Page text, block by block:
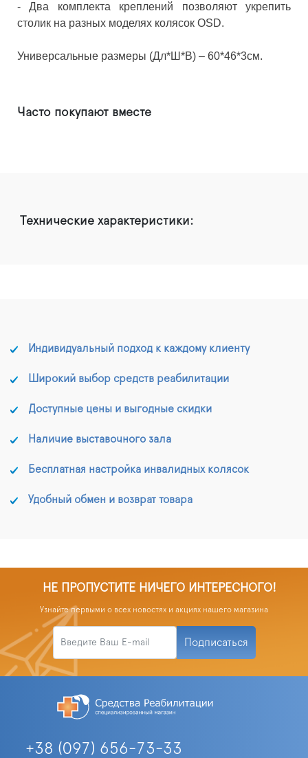
- Два комплекта креплений позволяют укрепить
столик на разных моделях колясок OSD.
Универсальные размеры (Дл*Ш*В) – 60*46*3см.
Часто покупают вместе
Технические характеристики:
Индивидуальный подход к каждому клиенту
Широкий выбор средств реабилитации
Доступные цены и выгодные скидки
Наличие выставочного зала
Бесплатная настройка инвалидных колясок
Удобный обмен и возврат товара
НЕ ПРОПУСТИТЕ НИЧЕГО ИНТЕРЕСНОГО!
Узнайте первыми о всех новостях и акциях нашего магазина
Подписаться
+38 (097) 656-73-33